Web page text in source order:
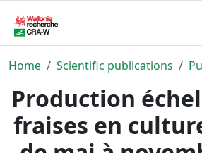
Home Scientific publications
Production
fraises en